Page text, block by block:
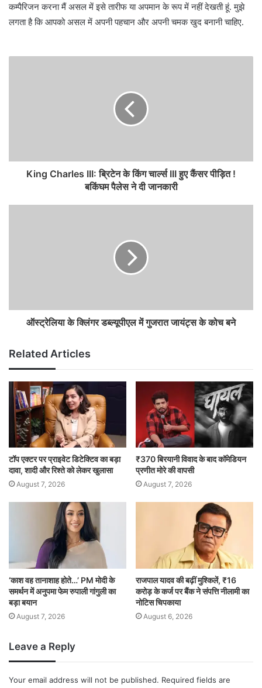
कम्पैरिजन करना मैं असल में इसे तारीफ या अपमान के रूप में नहीं देखती हूं. मुझे
लगता है कि आपको असल में अपनी पहचान और अपनी चमक खुद बनानी चाहिए.
King Charles III: ब्रिटेन के किंग चार्ल्स III हुए कैंसर पीड़ित !
बकिंघम पैलेस ने दी जानकारी
ऑस्ट्रेलिया के क्लिंगर डब्ल्यूपीएल में गुजरात जायंट्स के कोच बने
Related Articles
टॉप एक्टर पर प्राइवेट डिटेक्टिव का बड़ा
दावा, शादी और रिश्ते को लेकर खुलासा
August 7, 2026
₹370 बिरयानी विवाद के बाद कॉमेडियन
प्रणीत मोरे की वापसी
August 7, 2026
‘काश वह तानाशाह होते…’ PM मोदी के
समर्थन में अनुपमा फेम रुपाली गांगुली का
बड़ा बयान
August 7, 2026
राजपाल यादव की बढ़ीं मुश्किलें, ₹16
करोड़ के कर्ज पर बैंक ने संपत्ति नीलामी का
नोटिस चिपकाया
August 6, 2026
Leave a Reply
Your email address will not be published. Required fields are